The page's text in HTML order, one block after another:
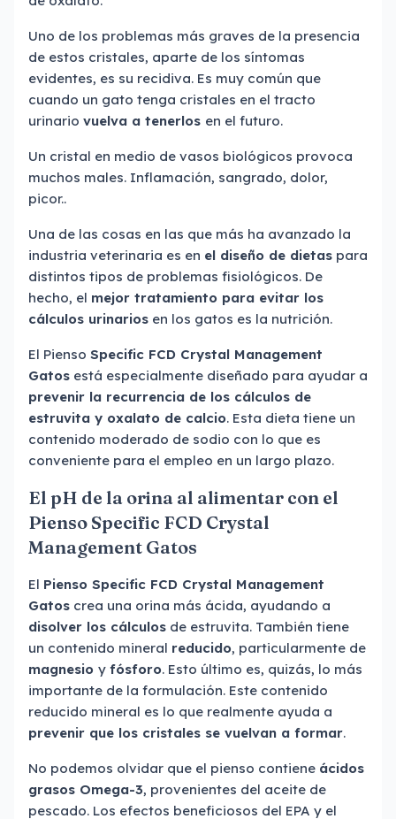
Uno de los problemas más graves de la presencia
de estos cristales, aparte de los síntomas
evidentes, es su recidiva. Es muy común que
cuando un gato tenga cristales en el tracto
urinario vuelva a tenerlos en el futuro.
Un cristal en medio de vasos biológicos provoca
muchos males. Inflamación, sangrado, dolor,
picor..
Una de las cosas en las que más ha avanzado la
industria veterinaria es en el diseño de dietas para
distintos tipos de problemas fisiológicos. De
hecho, el mejor tratamiento para evitar los
cálculos urinarios en los gatos es la nutrición.
El Pienso Specific FCD Crystal Management
Gatos está especialmente diseñado para ayudar a
prevenir la recurrencia de los cálculos de
estruvita y oxalato de calcio. Esta dieta tiene un
contenido moderado de sodio con lo que es
conveniente para el empleo en un largo plazo.
El pH de la orina al alimentar con el
Pienso Specific FCD Crystal
Management Gatos
El Pienso Specific FCD Crystal Management
Gatos crea una orina más ácida, ayudando a
disolver los cálculos de estruvita. También tiene
un contenido mineral reducido, particularmente de
magnesio y fósforo. Esto último es, quizás, lo más
importante de la formulación. Este contenido
reducido mineral es lo que realmente ayuda a
prevenir que los cristales se vuelvan a formar.
No podemos olvidar que el pienso contiene ácidos
grasos Omega-3, provenientes del aceite de
pescado. Los efectos beneficiosos del EPA y el